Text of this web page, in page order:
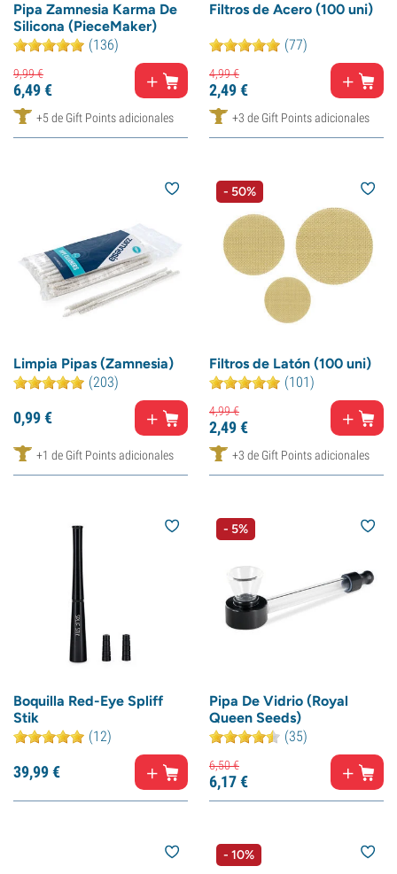
Pipa Zamnesia Karma De
Silicona (PieceMaker)
(136)
9,99€
6,49€
+5 de Gift Points adicionales
Filtros de Acero (100 uni)
(77)
4,99€
2,49€
+3 de Gift Points adicionales
Limpia Pipas (Zamnesia)
(203)
0,99€
+1 de Gift Points adicionales
- 50%
Filtros de Latón (100 uni)
(101)
4,99€
2,49€
+3 de Gift Points adicionales
Boquilla Red-Eye Spliff
Stik
(12)
39,99€
- 5%
Pipa De Vidrio (Royal
Queen Seeds)
(35)
6,50€
6,17€
- 10%